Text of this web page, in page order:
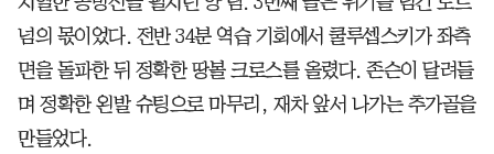
넘의 몫이었다. 전반 34분 역습 기회에서 쿨루셉스키가 좌측
면을 돌파한 뒤 정확한 땅볼 크로스를 올렸다. 존슨이 달려들
며 정확한 왼발 슈팅으로 마무리, 재차 앞서 나가는 추가골을
만들었다.